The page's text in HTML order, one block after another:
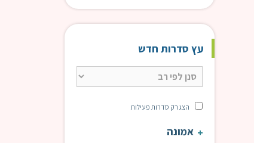
עץ סדרות חדש
הצג רק סדרות פעילות
אמונה